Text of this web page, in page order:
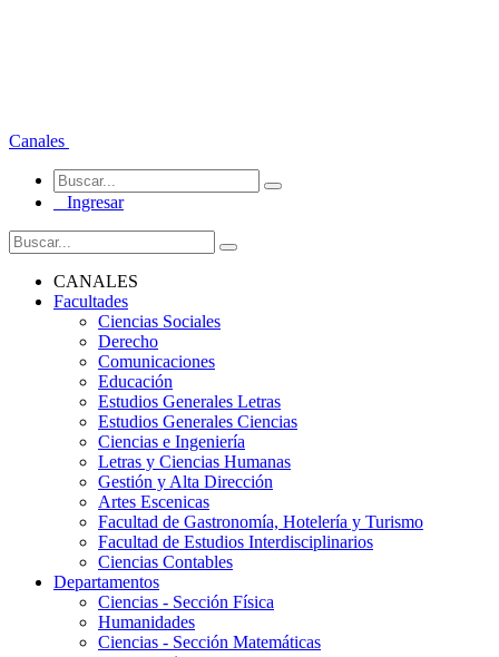
Canales
Ingresar
CANALES
Facultades
Ciencias Sociales
Derecho
Comunicaciones
Educación
Estudios Generales Letras
Estudios Generales Ciencias
Ciencias e Ingeniería
Letras y Ciencias Humanas
Gestión y Alta Dirección
Artes Escenicas
Facultad de Gastronomía, Hotelería y Turismo
Facultad de Estudios Interdisciplinarios
Ciencias Contables
Departamentos
Ciencias - Sección Física
Humanidades
Ciencias - Sección Matemáticas